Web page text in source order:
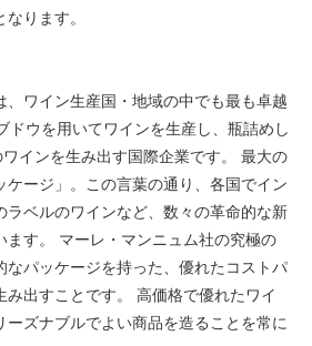
ります。
、ワイン生産国・地域の中でも最も卓越
ドウを用いてワインを生産し、瓶詰めし
ワインを生み出す国際企業です。 最大の
ケージ」。この言葉の通り、各国でイン
ラベルのワインなど、数々の革命的な新
ます。 マーレ・マンニュム社の究極の
なパッケージを持った、優れたコストパ
み出すことです。 高価格で優れたワイ
ーズナブルでよい商品を造ることを常に